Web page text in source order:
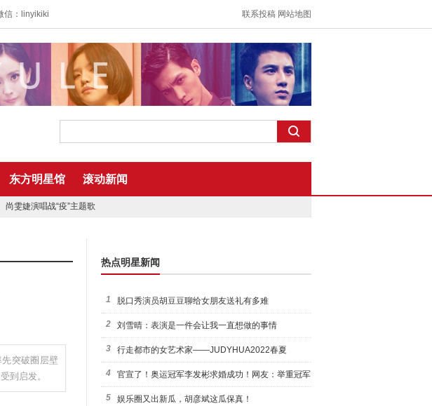
信：linyikiki 联系投稿 网站地图
东方明星馆 滚动新闻
尚雯婕演唱战“疫”主题歌
突破圈层壁
到启发。
热点明星新闻
1 脱口秀演员胡豆豆聊给女朋友送礼有多难
2 刘雪晴：表演是一件会让我一直想做的事情
3 行走都市的女艺术家——JUDYHUA2022春夏
4 官宣了！奥运冠军李发彬求婚成功！网友：举重冠军
的承诺真
5 娱乐圈又出新瓜，胡彦斌这瓜保真！